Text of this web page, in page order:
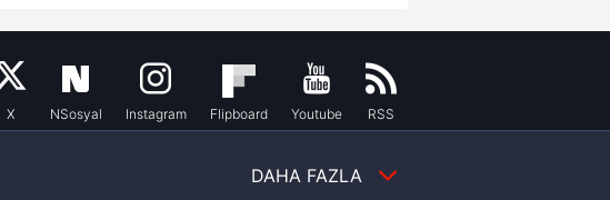
X NSosyal Instagram Flipboard Youtube RSS
DAHA FAZLA